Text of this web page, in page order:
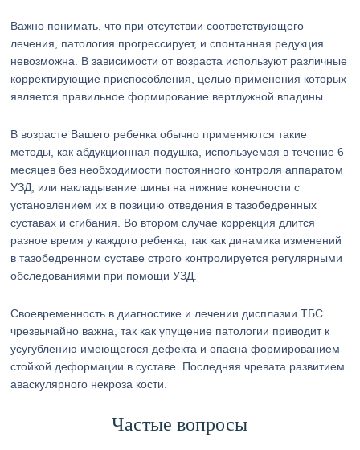
Важно понимать, что при отсутствии соответствующего
лечения, патология прогрессирует, и спонтанная редукция
невозможна. В зависимости от возраста используют различные
корректирующие приспособления, целью применения которых
является правильное формирование вертлужной впадины.
В возрасте Вашего ребенка обычно применяются такие
методы, как абдукционная подушка, используемая в течение 6
месяцев без необходимости постоянного контроля аппаратом
УЗД, или накладывание шины на нижние конечности с
установлением их в позицию отведения в тазобедренных
суставах и сгибания. Во втором случае коррекция длится
разное время у каждого ребенка, так как динамика изменений
в тазобедренном суставе строго контролируется регулярными
обследованиями при помощи УЗД.
Своевременность в диагностике и лечении дисплазии ТБС
чрезвычайно важна, так как упущение патологии приводит к
усугублению имеющегося дефекта и опасна формированием
стойкой деформации в суставе. Последняя чревата развитием
аваскулярного некроза кости.
Частые вопросы